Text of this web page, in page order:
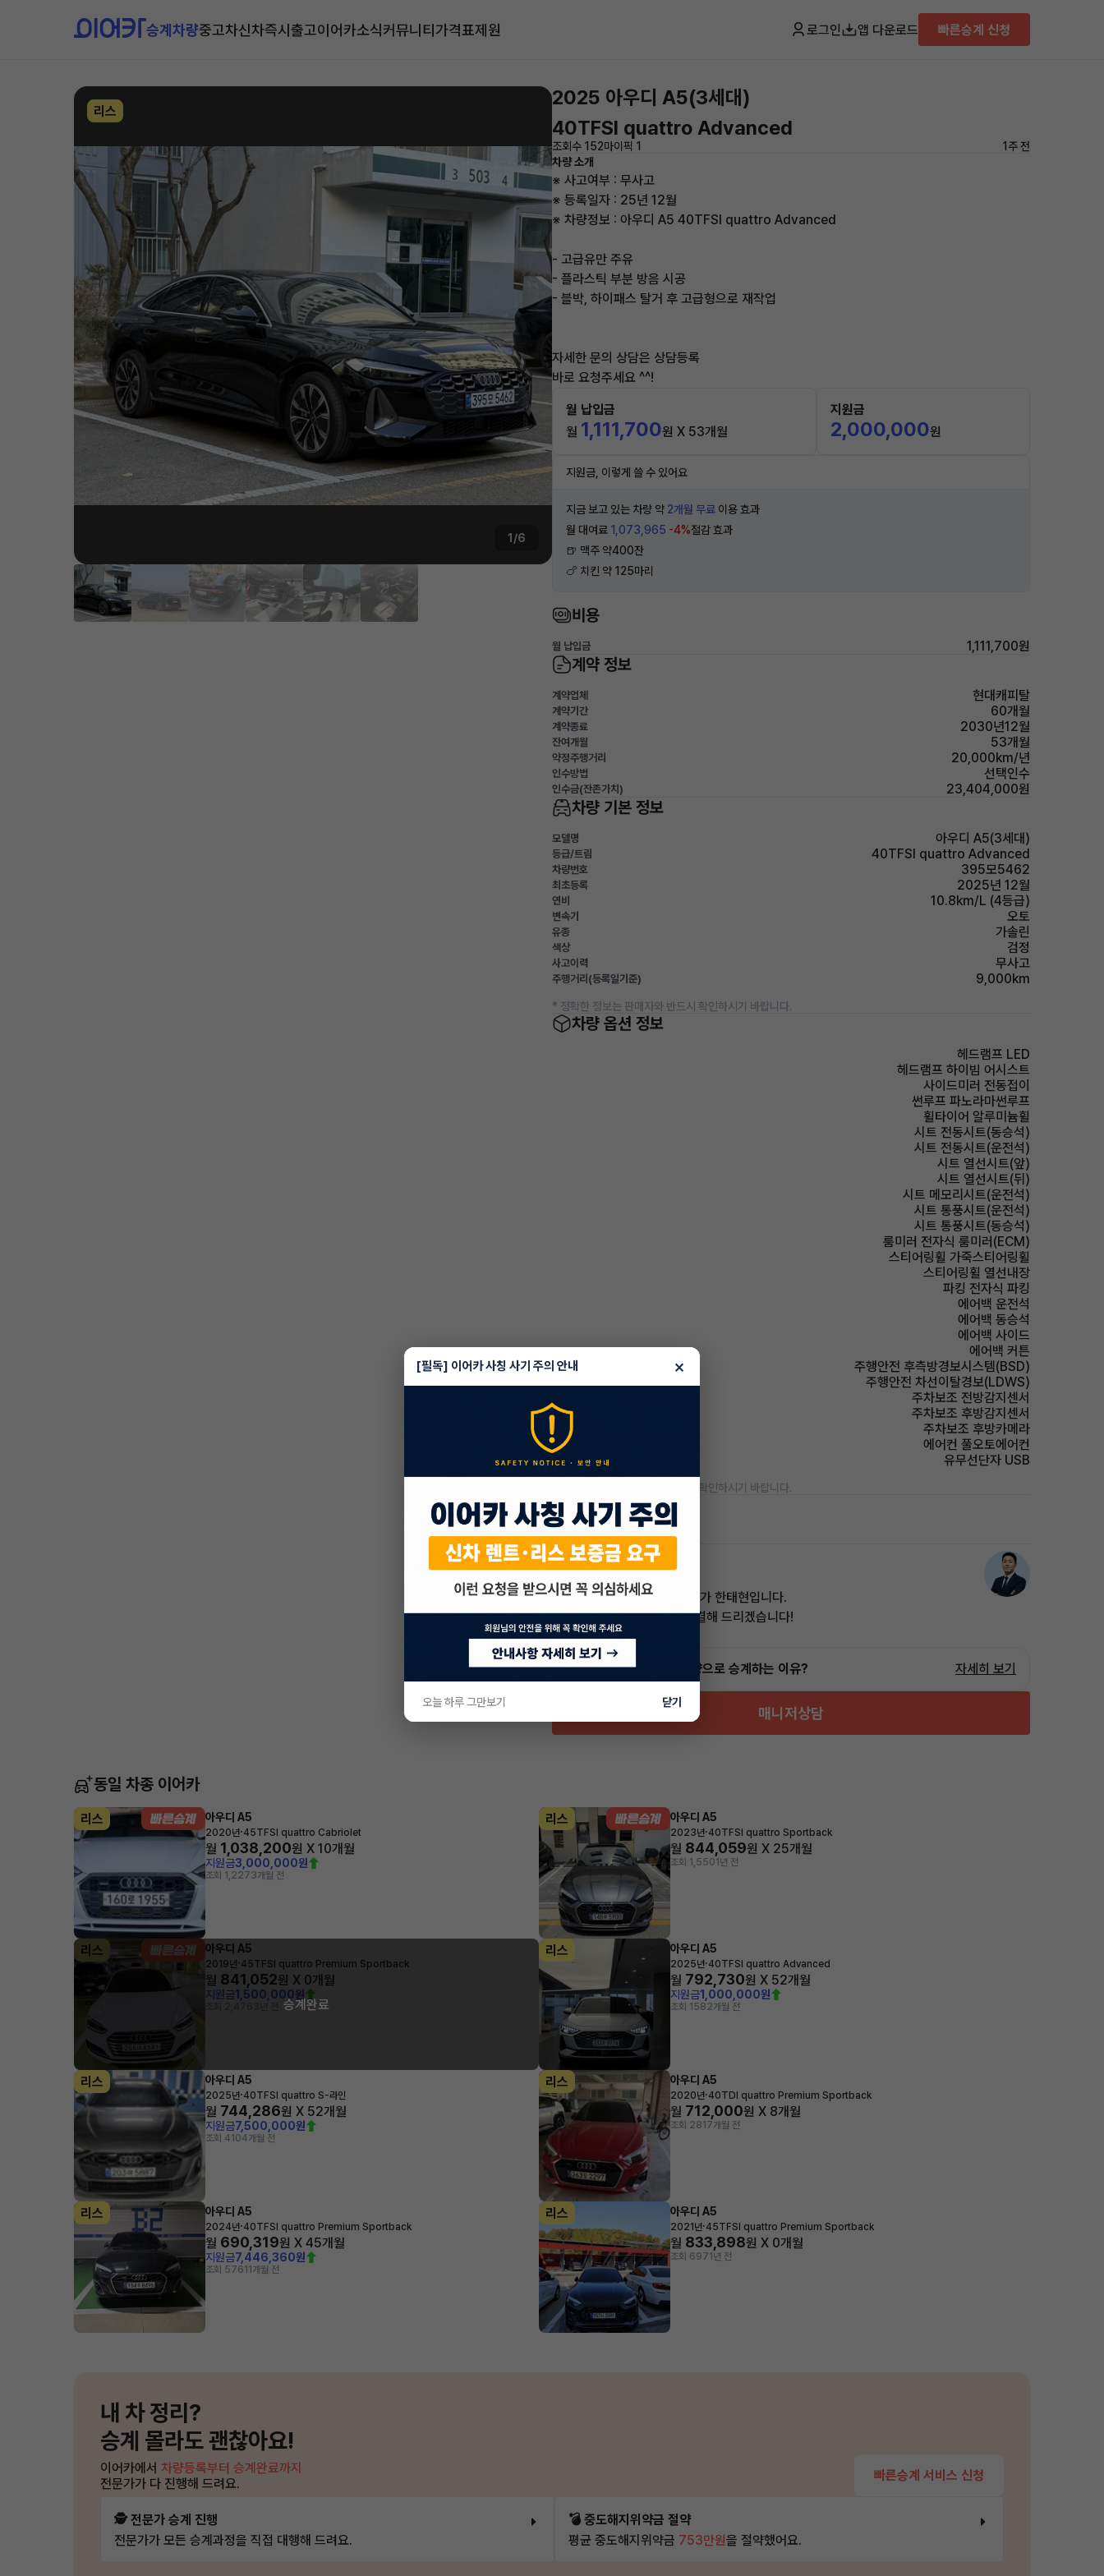
승계차량중고차신차즉시출고이어카소식커뮤니티가격표제원 로그인 앱 다운로드 빠른승계 신청
리스
1/6
2025 아우디 A5(3세대)
40TFSI quattro Advanced
조회수 152마이픽 1
1주 전
차량 소개
※ 사고여부 : 무사고
※ 등록일자 : 25년 12월
※ 차량정보 : 아우디 A5 40TFSI quattro Advanced
- 고급유만 주유
- 플라스틱 부분 방음 시공
- 블박, 하이패스 탈거 후 고급형으로 재작업
자세한 문의 상담은 상담등록
바로 요청주세요 ^^!
월 납입금
월 1,111,700원 X 53개월
지원금
2,000,000원
지원금, 이렇게 쓸 수 있어요
지금 보고 있는 차량 약 2개월 무료 이용 효과
월 대여료 1,073,965 -4%절감 효과
🍺 맥주 약400잔
🍗 치킨 약 125마리
비용
월 납입금 1,111,700원
계약 정보
계약업체 현대캐피탈
계약기간 60개월
계약종료 2030년12월
잔여개월 53개월
약정주행거리 20,000km/년
인수방법 선택인수
인수금(잔존가치) 23,404,000원
차량 기본 정보
모델명 아우디 A5(3세대)
등급/트림 40TFSI quattro Advanced
차량번호 395모5462
최초등록 2025년 12월
연비 10.8km/L (4등급)
변속기 오토
유종 가솔린
색상 검정
사고이력 무사고
주행거리(등록일기준) 9,000km
* 정확한 정보는 판매자와 반드시 확인하시기 바랍니다.
차량 옵션 정보
헤드램프 LED
헤드램프 하이빔 어시스트
사이드미러 전동접이
썬루프 파노라마썬루프
휠타이어 알루미늄휠
시트 전동시트(동승석)
시트 전동시트(운전석)
시트 열선시트(앞)
시트 열선시트(뒤)
시트 메모리시트(운전석)
시트 통풍시트(운전석)
시트 통풍시트(동승석)
룸미러 전자식 룸미러(ECM)
스티어링휠 가죽스티어링휠
스티어링휠 열선내장
파킹 전자식 파킹
에어백 운전석
에어백 동승석
에어백 사이드
에어백 커튼
주행안전 후측방경보시스템(BSD)
주행안전 차선이탈경보(LDWS)
주차보조 전방감지센서
주차보조 후방감지센서
주차보조 후방카메라
에어컨 풀오토에어컨
유무선단자 USB
* 정확한 정보는 판매자와 반드시 확인하시기 바랍니다.
차량 위치
서울 관악구
한태현 매니저
안녕하세요! 이어카 승계전문가 한태현입니다.
렌트, 리스 승계 깔끔하게 해결해 드리겠습니다!
5.0(21)
빠른승계서비스 인증 차량으로 승계하는 이유? 자세히 보기
매니저상담
동일 차종 이어카
리스 아우디 A5
2020년·45TFSI quattro Cabriolet
월 1,038,200원 X 10개월
지원금3,000,000원
조회 1,2273개월 전
리스 아우디 A5
2023년·40TFSI quattro Sportback
월 844,059원 X 25개월
조회 1,5501년 전
리스 아우디 A5
2019년· 45TFSI quattro Premium Sportback
월 841,052원 X 0개월
지원금1,500,000원
승계완료
리스 아우디 A5
2025년·40TFSI quattro Advanced
월 792,730원 X 52개월
지원금1,000,000원
조회 1582개월 전
리스 아우디 A5
2025년·40TFSI quattro S-라인
월 744,286원 X 52개월
지원금7,500,000원
조회 4104개월 전
리스 아우디 A5
2020년·40TDI quattro Premium Sportback
월 712,000원 X 8개월
조회 281 7개월 전
리스 아우디 A5
2024년·40TFSI quattro Premium Sportback
월 690,319원 X 45개월
지원금7,446,360원
조회 57611개월 전
리스 아우디 A5
2021년·45TFSI quattro Premium Sportback
월 833,898원 X 0개월
조회 6971년 전
내 차 정리?
승계 몰라도 괜찮아요!
이어카에서 차량등록부터 승계완료까지
전문가가 다 진행해 드려요.
빠른승계 서비스 신청
🕵️ 전문가 승계 진행
전문가가 모든 승계과정을 직접 대행해 드려요.
💣 중도해지위약금 절약
평균 중도해지위약금 753만원을 절약했어요.
[필독] 이어카 사칭 사기 주의 안내 ×
오늘 하루 그만보기 닫기